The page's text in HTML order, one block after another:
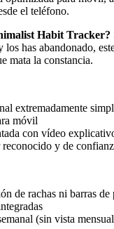
el teléfono.
Habit Tracker?
los has abandonado,
mata la constancia.
extremadamente
móvil
con vídeo
y de
de rachas ni barras de
(sin vista